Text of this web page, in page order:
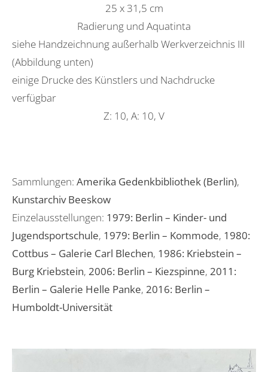
25 x 31,5 cm
Radierung und Aquatinta
siehe Handzeichnung außerhalb Werkverzeichnis III
(Abbildung unten)
einige Drucke des Künstlers und Nachdrucke
verfügbar
Z: 10, A: 10, V
Sammlungen: Amerika Gedenkbibliothek (Berlin),
Kunstarchiv Beeskow
Einzelausstellungen: 1979: Berlin – Kinder- und
Jugendsportschule, 1979: Berlin – Kommode, 1980:
Cottbus – Galerie Carl Blechen, 1986: Kriebstein –
Burg Kriebstein, 2006: Berlin – Kiezspinne, 2011:
Berlin – Galerie Helle Panke, 2016: Berlin –
Humboldt-Universität